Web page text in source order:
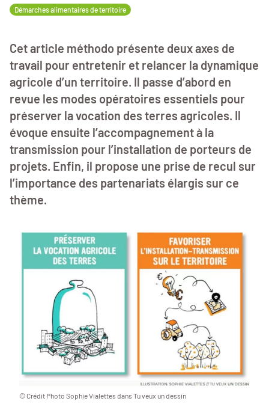
Démarches alimentaires de territoire
Cet article méthodo présente deux axes de
travail pour entretenir et relancer la dynamique
agricole d’un territoire. Il passe d’abord en
revue les modes opératoires essentiels pour
préserver la vocation des terres agricoles. Il
évoque ensuite l’accompagnement à la
transmission pour l’installation de porteurs de
projets. Enfin, il propose une prise de recul sur
l’importance des partenariats élargis sur ce
thème.
© Crédit Photo Sophie Vialettes dans Tu veux un dessin